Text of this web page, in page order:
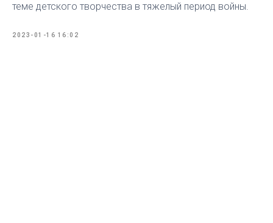
теме детского творчества в тяжелый период войны.
2023-01-16 16:02